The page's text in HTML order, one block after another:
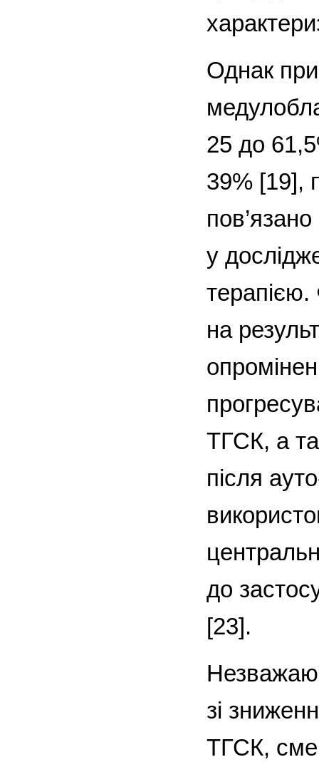
Однак
25 до
39% [19],
у
на
ТГСК, а
після
до
[23].
зі
ТГСК,